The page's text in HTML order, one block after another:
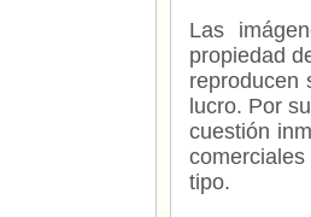
Las
propiedad
reproducen
lucro. Por
cuestión
tipo.